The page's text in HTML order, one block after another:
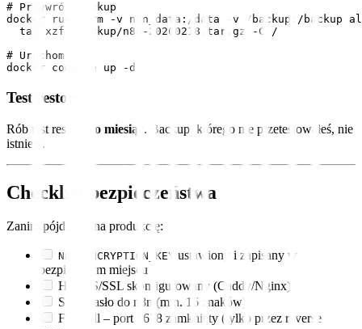
# Przywróć backup
docker run --rm -v n8n_data:/data -v /backup:/backup
  tar xzf /backup/n8n-20260218.tar.gz -C /
# Uruchom n8n
Test restore
Rób test restore co miesiąc. Backup, którego nie przetestowałeś, nie
istnieje.
Checklist bezpieczeństwa
Zanim pójdziesz na produkcję:
N8N_ENCRYPTION_KEY ustawiony i zapisany w
bezpiecznym miejscu
HTTPS/SSL skonfigurowany (Caddy/Nginx)
Silne hasło do n8n (min. 16 znaków)
Firewall – port 5678 zamknięty (tylko przez reverse